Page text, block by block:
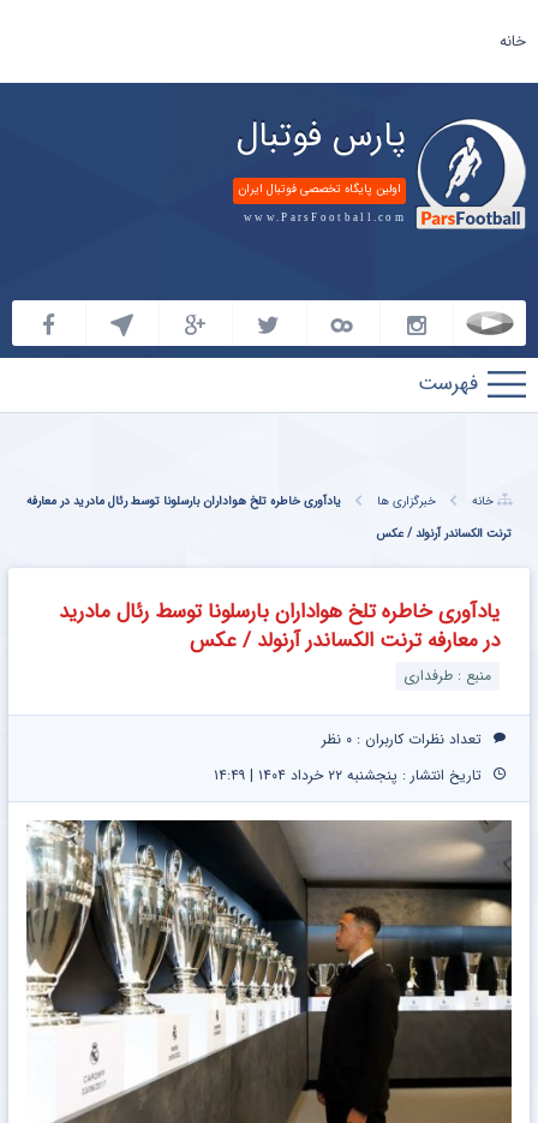
خانه
پارس فوتبال
اولین پایگاه تخصصی فوتبال ایران
www.ParsFootball.com
پارس
فوتبال
خانه خبرگزاری ها
یادآوری خاطره تلخ هواداران بارسلونا توسط رئال مادرید در معارفه
ترنت الکساندر آرنولد / عکس
یادآوری خاطره تلخ هواداران بارسلونا توسط رئال مادرید
در معارفه ترنت الکساندر آرنولد / عکس
منبع : طرفداری
تعداد نظرات کاربران : ۰ نظر
تاریخ انتشار : پنجشنبه ۲۲ خرداد ۱۴۰۴ | ۱۴:۴۹